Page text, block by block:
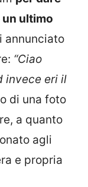
un ultimo
annunciato
“Ciao
invece eri il
di una foto
a quanto
agli
e propria